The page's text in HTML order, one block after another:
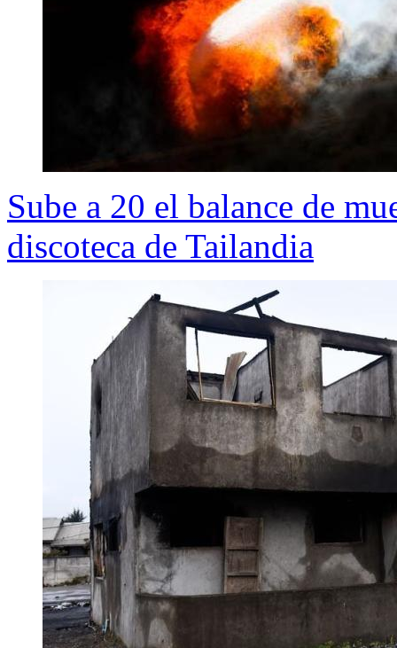
Sube a 20 el balance de
discoteca de Tailandia